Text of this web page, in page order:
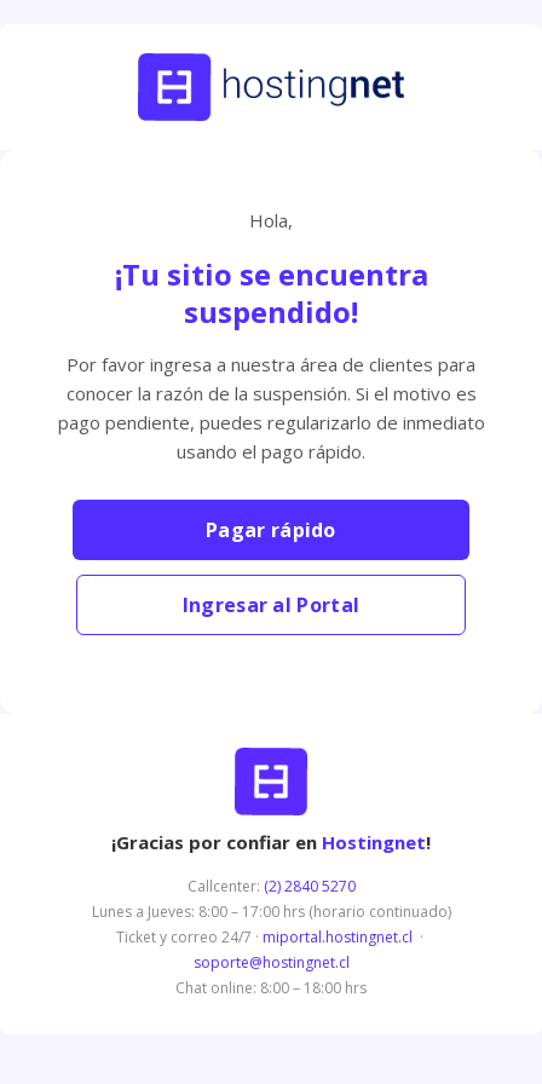
Hola,
¡Tu sitio se encuentra
suspendido!
Por favor ingresa a nuestra área de clientes para
conocer la razón de la suspensión. Si el motivo es
pago pendiente, puedes regularizarlo de inmediato
usando el pago rápido.
Pagar rápido
Ingresar al Portal
¡Gracias por confiar en Hostingnet!
Callcenter: (2) 2840 5270
Lunes a Jueves: 8:00 – 17:00 hrs (horario continuado)
Ticket y correo 24/7 · miportal.hostingnet.cl ·
soporte@hostingnet.cl
Chat online: 8:00 – 18:00 hrs